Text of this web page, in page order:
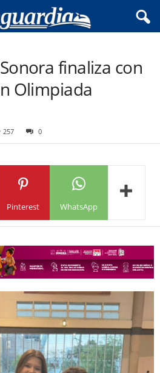
finaliza con
Olimpiada
257 0
Pinterest WhatsApp